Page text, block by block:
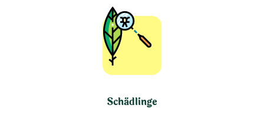
Schädlinge